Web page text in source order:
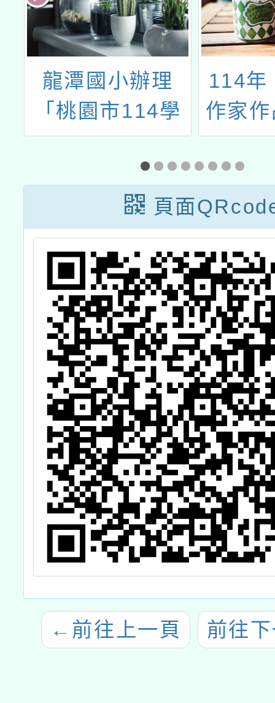
龍潭國小辦理
「桃園市114學
年度推動國民中
小學本土教育增
進教師客語能力
認證研習計畫－
寒假班」
114年
作家
頁面
← 前往上一頁 前往